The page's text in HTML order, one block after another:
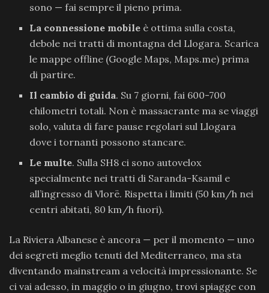
sono — fai sempre il pieno prima.
La connessione mobile è ottima sulla costa,
debole nei tratti di montagna del Llogara. Scarica
le mappe offline (Google Maps, Maps.me) prima
di partire.
Il cambio di guida. Su 7 giorni, fai 600-700
chilometri totali. Non è massacrante ma se viaggi
solo, valuta di fare pause regolari sul Llogara
dove i tornanti possono stancare.
Le multe. Sulla SH8 ci sono autovelox
specialmente nei tratti di Saranda-Ksamil e
all’ingresso di Vlorë. Rispetta i limiti (50 km/h nei
centri abitati, 80 km/h fuori).
La Riviera Albanese è ancora — per il momento — uno
dei segreti meglio tenuti del Mediterraneo, ma sta
diventando mainstream a velocità impressionante. Se
ci vai adesso, in maggio o in giugno, trovi spiagge con